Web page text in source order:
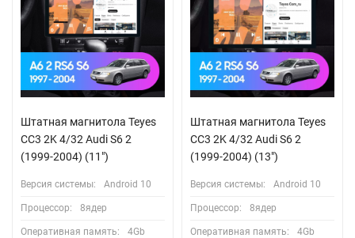
Штатная магнитола Teyes
CC3 2K 4/32 Audi S6 2
(1999-2004) (11")
Версия системы: Android 10
Процессор: 8ядер
Оперативная память: 4Gb
Штатная магнитола Teyes
CC3 2K 4/32 Audi S6 2
(1999-2004) (13")
Версия системы: Android 10
Процессор: 8ядер
Оперативная память: 4Gb